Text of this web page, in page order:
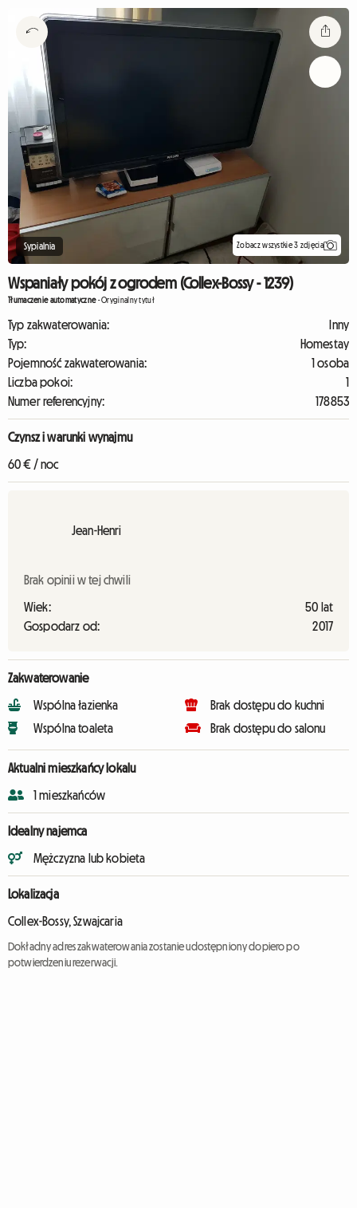
Sypialnia Zobacz wszystkie 3 zdjęcia
Wspaniały pokój z ogrodem (Collex-Bossy - 1239)
Tłumaczenie automatyczne-Oryginalny tytuł
Typ zakwaterowania:
Inny
Typ:
Homestay
Pojemność zakwaterowania:
1 osoba
Liczba pokoi:
1
Numer referencyjny:
178853
Czynsz i warunki wynajmu
60 € / noc
Jean-Henri
Brak opinii w tej chwili
Wiek:
50 lat
Gospodarz od:
2017
Zakwaterowanie
Wspólna łazienka
Wspólna toaleta
Brak dostępu do kuchni
Brak dostępu do salonu
Aktualni mieszkańcy lokalu
1 mieszkańców
Idealny najemca
Mężczyzna lub kobieta
Lokalizacja
Collex-Bossy, Szwajcaria
Dokładny adres zakwaterowania zostanie udostępniony dopiero po
potwierdzeniu rezerwacji.